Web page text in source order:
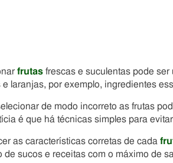
frutas frescas e suculentas pode
e laranjas, por exemplo, ingredientes
de modo incorreto as frutas
é que há técnicas simples para
as características corretas de cada
de sucos e receitas com o máximo de